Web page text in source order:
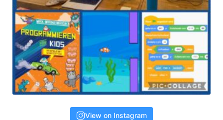
View on Instagram